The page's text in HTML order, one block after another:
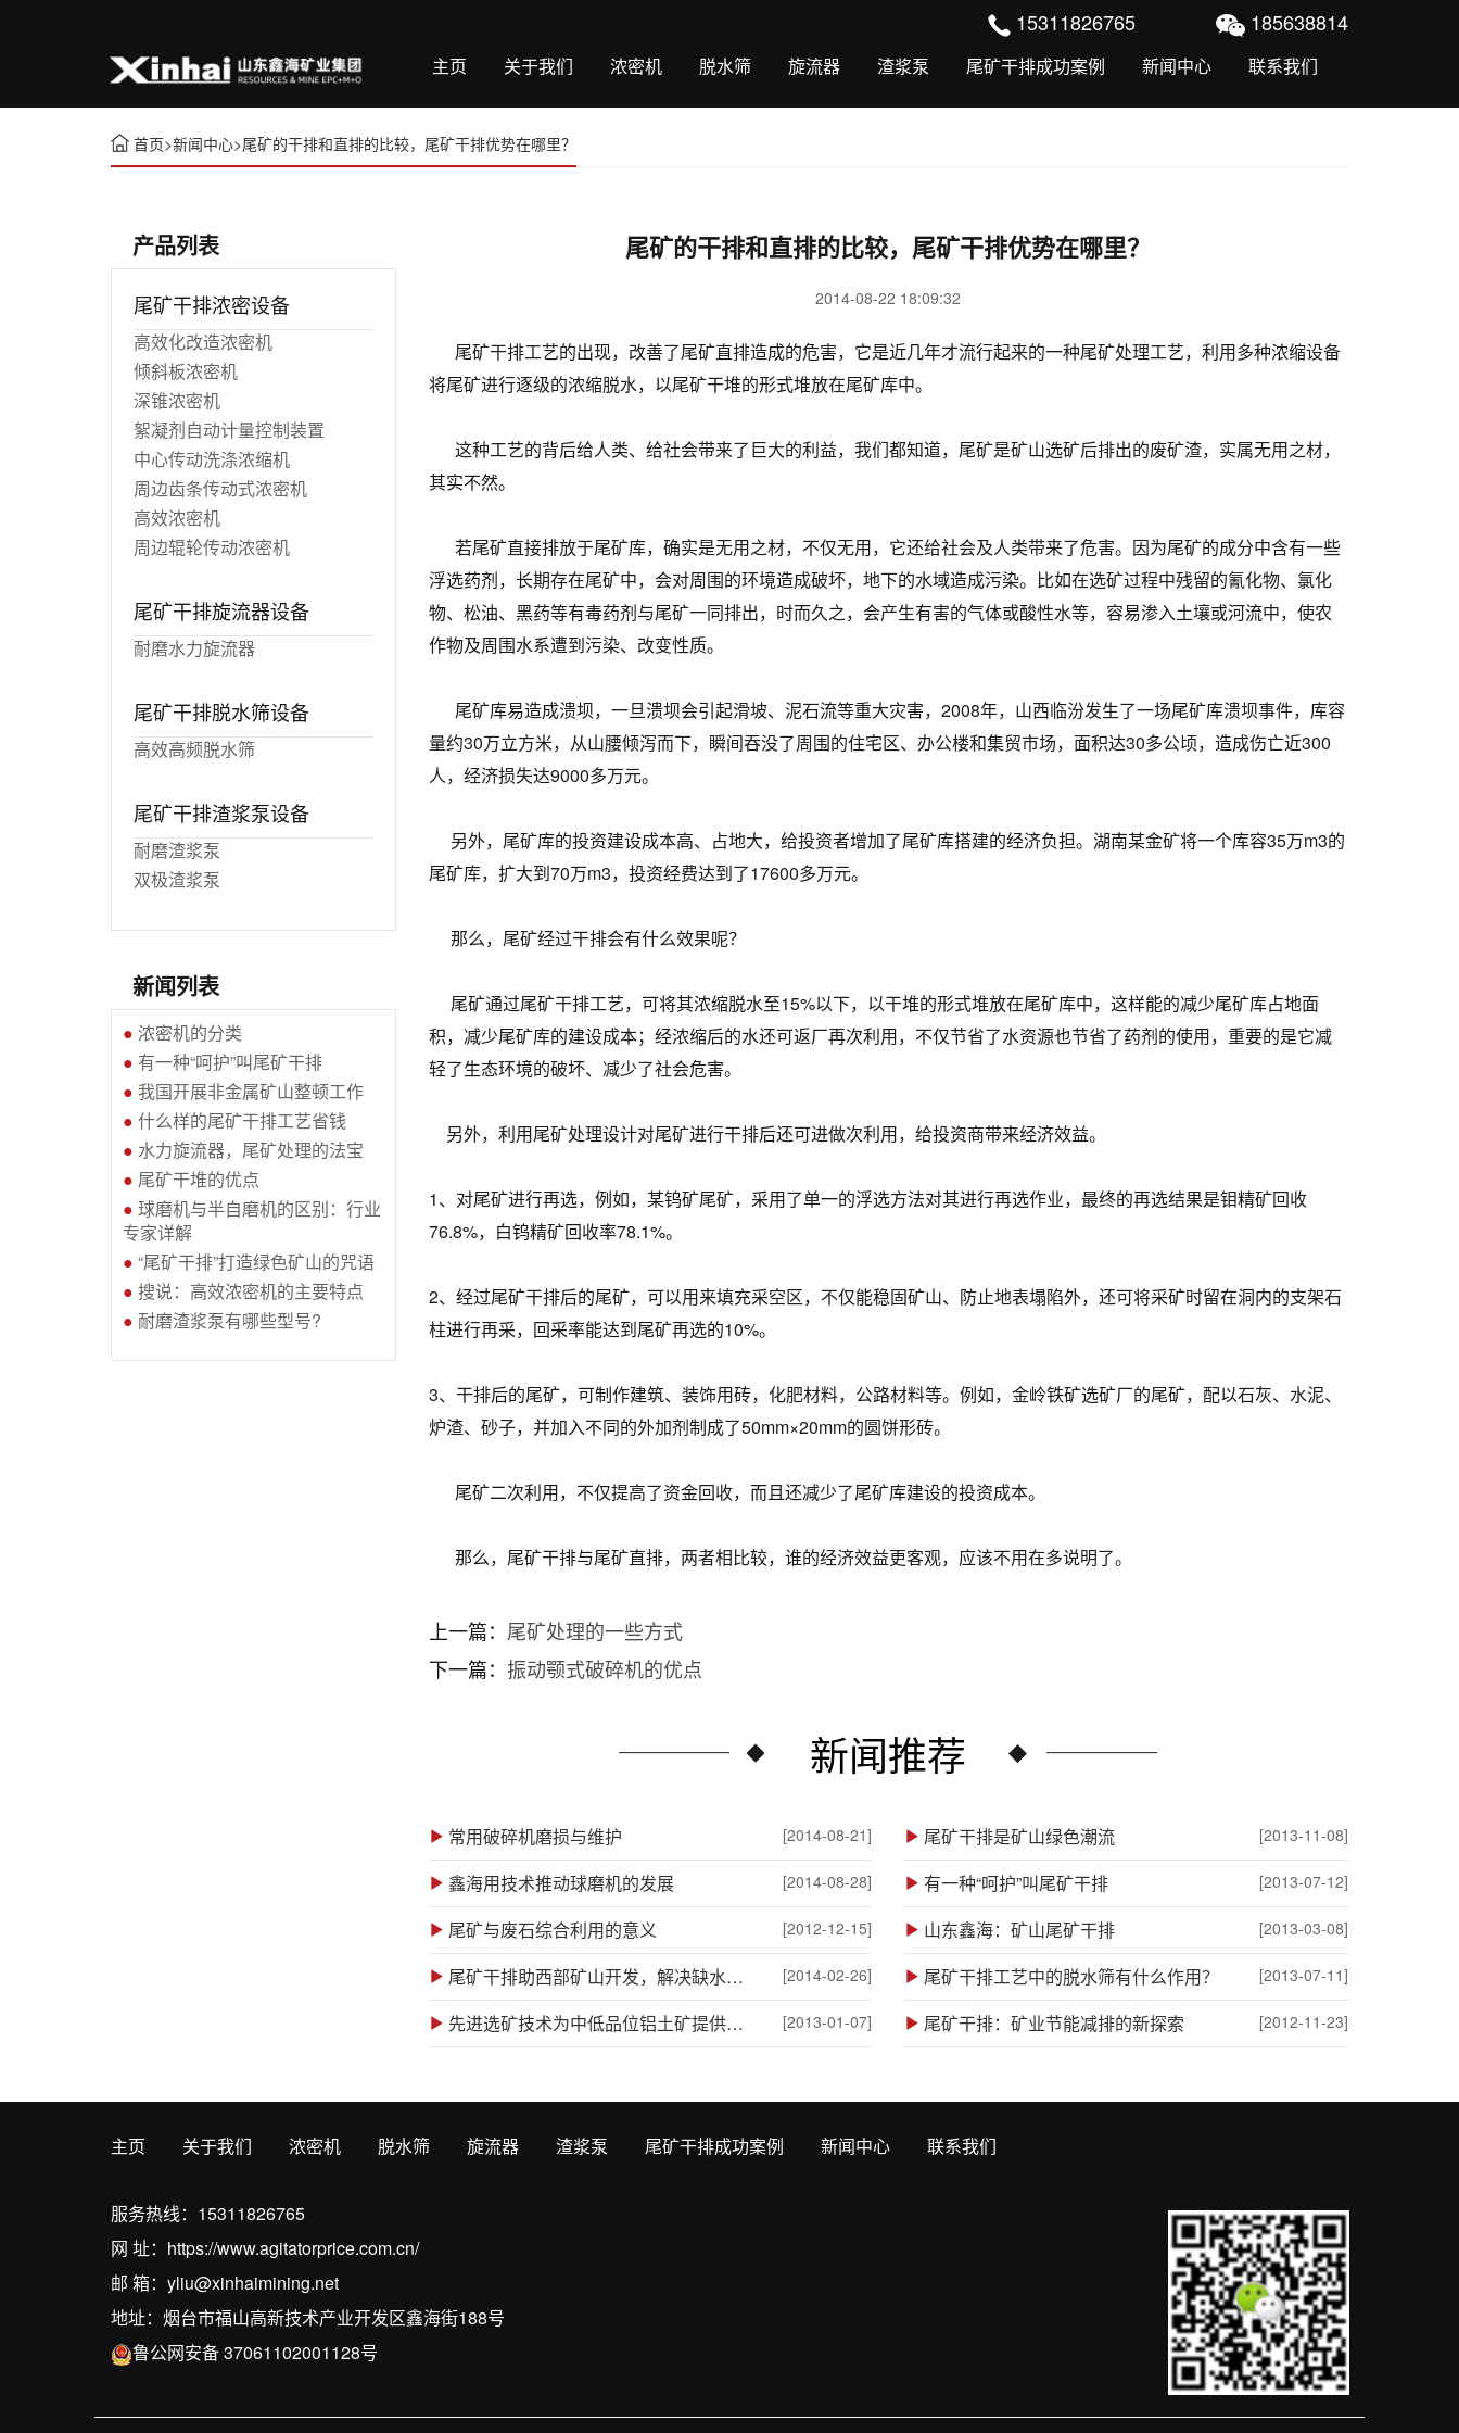
15311826765 185638814
主页 关于我们 浓密机 脱水筛 旋流器 渣浆泵 尾矿干排成功案例 新闻中心 联系我们
首页>新闻中心>尾矿的干排和直排的比较，尾矿干排优势在哪里？
尾矿的干排和直排的比较，尾矿干排优势在哪里？
2014-08-22 18:09:32
尾矿干排工艺的出现，改善了尾矿直排造成的危害，它是近几年才流行起来的一种尾矿处理工艺，利用多种浓缩设备
将尾矿进行逐级的浓缩脱水，以尾矿干堆的形式堆放在尾矿库中。
这种工艺的背后给人类、给社会带来了巨大的利益，我们都知道，尾矿是矿山选矿后排出的废矿渣，实属无用之材，
其实不然。
若尾矿直接排放于尾矿库，确实是无用之材，不仅无用，它还给社会及人类带来了危害。因为尾矿的成分中含有一些
浮选药剂，长期存在尾矿中，会对周围的环境造成破坏，地下的水域造成污染。比如在选矿过程中残留的氰化物、氯化
物、松油、黑药等有毒药剂与尾矿一同排出，时而久之，会产生有害的气体或酸性水等，容易渗入土壤或河流中，使农
作物及周围水系遭到污染、改变性质。
尾矿库易造成溃坝，一旦溃坝会引起滑坡、泥石流等重大灾害，2008年，山西临汾发生了一场尾矿库溃坝事件，库容
量约30万立方米，从山腰倾泻而下，瞬间吞没了周围的住宅区、办公楼和集贸市场，面积达30多公顷，造成伤亡近300
人，经济损失达9000多万元。
另外，尾矿库的投资建设成本高、占地大，给投资者增加了尾矿库搭建的经济负担。湖南某金矿将一个库容35万m3的
尾矿库，扩大到70万m3，投资经费达到了17600多万元。
那么，尾矿经过干排会有什么效果呢？
尾矿通过尾矿干排工艺，可将其浓缩脱水至15%以下，以干堆的形式堆放在尾矿库中，这样能的减少尾矿库占地面
积，减少尾矿库的建设成本；经浓缩后的水还可返厂再次利用，不仅节省了水资源也节省了药剂的使用，重要的是它减
轻了生态环境的破坏、减少了社会危害。
另外，利用尾矿处理设计对尾矿进行干排后还可进做次利用，给投资商带来经济效益。
1、对尾矿进行再选，例如，某钨矿尾矿，采用了单一的浮选方法对其进行再选作业，最终的再选结果是钼精矿回收
76.8%，白钨精矿回收率78.1%。
2、经过尾矿干排后的尾矿，可以用来填充采空区，不仅能稳固矿山、防止地表塌陷外，还可将采矿时留在洞内的支架石
柱进行再采，回采率能达到尾矿再选的10%。
3、干排后的尾矿，可制作建筑、装饰用砖，化肥材料，公路材料等。例如，金岭铁矿选矿厂的尾矿，配以石灰、水泥、
炉渣、砂子，并加入不同的外加剂制成了50mm×20mm的圆饼形砖。
尾矿二次利用，不仅提高了资金回收，而且还减少了尾矿库建设的投资成本。
那么，尾矿干排与尾矿直排，两者相比较，谁的经济效益更客观，应该不用在多说明了。
上一篇： 尾矿处理的一些方式
下一篇： 振动颚式破碎机的优点
新闻推荐
常用破碎机磨损与维护 [2014-08-21] 尾矿干排是矿山绿色潮流 [2013-11-08]
鑫海用技术推动球磨机的发展 [2014-08-28] 有一种“呵护”叫尾矿干排 [2013-07-12]
尾矿与废石综合利用的意义 [2012-12-15] 山东鑫海：矿山尾矿干排 [2013-03-08]
尾矿干排助西部矿山开发，解决缺水问题 [2014-02-26] 尾矿干排工艺中的脱水筛有什么作用？ [2013-07-11]
先进选矿技术为中低品位铝土矿提供技术支撑 [2013-01-07] 尾矿干排：矿业节能减排的新探索 [2012-11-23]
产品列表
尾矿干排浓密设备
高效化改造浓密机
倾斜板浓密机
深锥浓密机
絮凝剂自动计量控制装置
中心传动洗涤浓缩机
周边齿条传动式浓密机
高效浓密机
周边辊轮传动浓密机
尾矿干排旋流器设备
耐磨水力旋流器
尾矿干排脱水筛设备
高效高频脱水筛
尾矿干排渣浆泵设备
耐磨渣浆泵
双极渣浆泵
新闻列表
● 浓密机的分类
● 有一种“呵护”叫尾矿干排
● 我国开展非金属矿山整顿工作
● 什么样的尾矿干排工艺省钱
● 水力旋流器，尾矿处理的法宝
● 尾矿干堆的优点
● 球磨机与半自磨机的区别：行业
专家详解
● “尾矿干排”打造绿色矿山的咒语
● 搜说：高效浓密机的主要特点
● 耐磨渣浆泵有哪些型号?
主页 关于我们 浓密机 脱水筛 旋流器 渣浆泵 尾矿干排成功案例 新闻中心 联系我们
服务热线： 15311826765
网 址： https://www.agitatorprice.com.cn/
邮 箱： yliu@xinhaimining.net
地址：烟台市福山高新技术产业开发区鑫海街188号
鲁公网安备 37061102001128号